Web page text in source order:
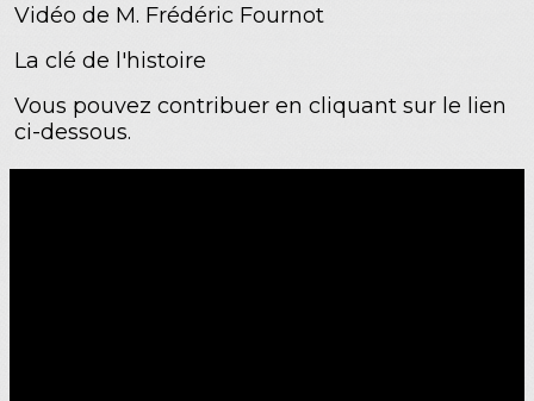
Vidéo de M. Frédéric Fournot
La clé de l'histoire
Vous pouvez contribuer en cliquant sur le lien
ci-dessous.